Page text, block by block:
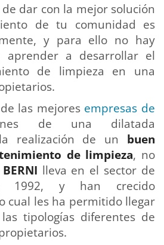
dar con la mejor solución
de tu comunidad es
y para ello no hay
aprender a desarrollar el
de limpieza en una
las mejores empresas de
de una dilatada
realización de un buen
de limpieza, no
lleva en el sector de
1992, y han crecido
cual les ha permitido llegar
tipologías diferentes de